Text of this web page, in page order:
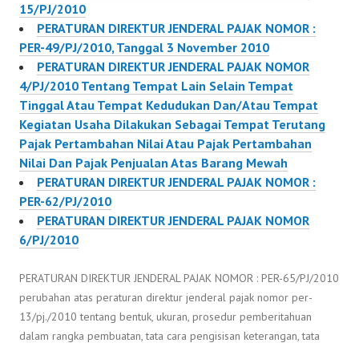
15/PJ/2010
PERATURAN DIREKTUR JENDERAL PAJAK NOMOR :
PER-49/PJ/2010, Tanggal 3 November 2010
PERATURAN DIREKTUR JENDERAL PAJAK NOMOR
4/PJ/2010 Tentang Tempat Lain Selain Tempat
Tinggal Atau Tempat Kedudukan Dan/Atau Tempat
Kegiatan Usaha Dilakukan Sebagai Tempat Terutang
Pajak Pertambahan Nilai Atau Pajak Pertambahan
Nilai Dan Pajak Penjualan Atas Barang Mewah
PERATURAN DIREKTUR JENDERAL PAJAK NOMOR :
PER-62/PJ/2010
PERATURAN DIREKTUR JENDERAL PAJAK NOMOR
6/PJ/2010
PERATURAN DIREKTUR JENDERAL PAJAK NOMOR : PER-65/PJ/2010
perubahan atas peraturan direktur jenderal pajak nomor per-
13/pj./2010 tentang bentuk, ukuran, prosedur pemberitahuan
dalam rangka pembuatan, tata cara pengisisan keterangan, tata